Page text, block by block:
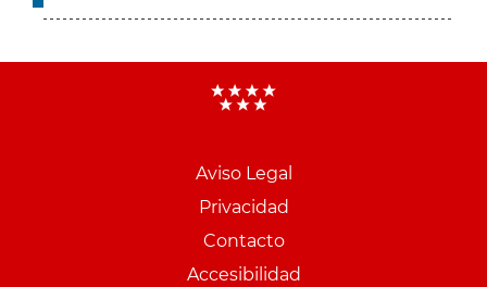
Aviso Legal
Privacidad
Contacto
Accesibilidad